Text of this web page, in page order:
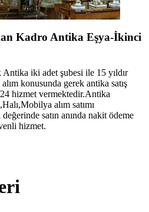
Kadro Antika Eşya-İkinci
Antika iki adet şubesi ile 15 yıldır
konusunda gerek antika satış
hizmet vermektedir.Antika
alım satımı
satın anında nakit ödeme
hizmet.